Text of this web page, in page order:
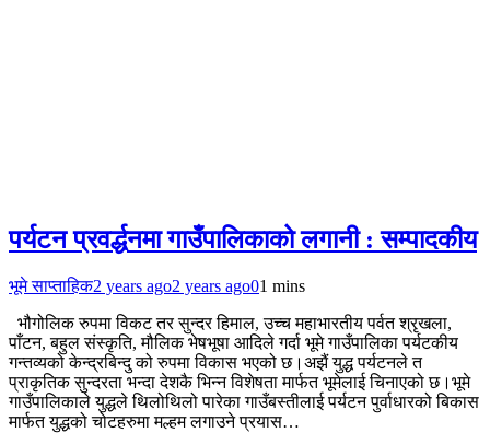
पर्यटन प्रवर्द्धनमा गाउँपालिकाको लगानी : सम्पादकीय
भूमे साप्ताहिक2 years ago2 years ago01 mins
भौगोलिक रुपमा विकट तर सुन्दर हिमाल, उच्च महाभारतीय पर्वत श्रृखला,
पाँटन, बहुल संस्कृति, मौलिक भेषभूषा आदिले गर्दा भूमे गाउँपालिका पर्यटकीय
गन्तव्यको केन्द्रबिन्दु को रुपमा विकास भएको छ।अझैं युद्ध पर्यटनले त
प्राकृतिक सुन्दरता भन्दा देशकै भिन्न विशेषता मार्फत भूमेलाई चिनाएको छ।भूमे
गाउँपालिकाले युद्धले थिलोथिलो पारेका गाउँबस्तीलाई पर्यटन पुर्वाधारको बिकास
मार्फत युद्धको चोटहरुमा मल्हम लगाउने प्रयास…